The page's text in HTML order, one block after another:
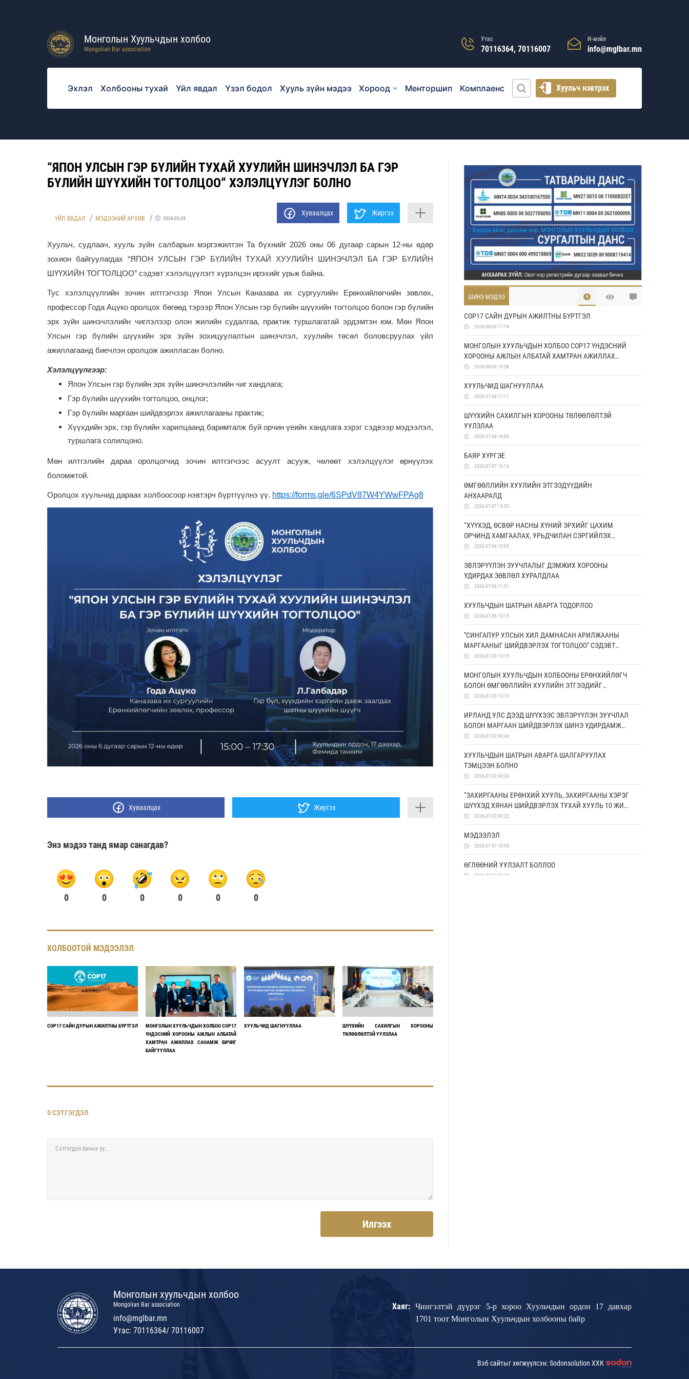
Монголын Хуульчдын холбоо
Mongolian Bar association
Утас
70116364, 70116007
И-мэйл
info@mglbar.mn
Эхлэл Холбооны тухай Үйл явдал Үзэл бодол Хууль зүйн мэдээ Хороод Менторшип Комплаенс Хуульч нэвтрэх
“ЯПОН УЛСЫН ГЭР БҮЛИЙН ТУХАЙ ХУУЛИЙН ШИНЭЧЛЭЛ БА ГЭР
БҮЛИЙН ШҮҮХИЙН ТОГТОЛЦОО” ХЭЛЭЛЦҮҮЛЭГ БОЛНО
ҮЙЛ ЯВДАЛ МЭДЭЭНИЙ АРХИВ 2026-05-29
Хуваалцах Жиргэх
Хуульч, судлаач, хууль зүйн салбарын мэргэжилтэн Та бүхнийг 2026 оны 06 дугаар сарын 12-ны өдөр
зохион байгуулагдах “ЯПОН УЛСЫН ГЭР БҮЛИЙН ТУХАЙ ХУУЛИЙН ШИНЭЧЛЭЛ БА ГЭР БҮЛИЙН
ШҮҮХИЙН ТОГТОЛЦОО” сэдэвт хэлэлцүүлэгт хүрэлцэн ирэхийг урьж байна.
Тус хэлэлцүүлгийн зочин илтгэгчээр Япон Улсын Каназава их сургуулийн Ерөнхийлөгчийн зөвлөх,
профессор Года Ацүко оролцох бөгөөд тэрээр Япон Улсын гэр бүлийн шүүхийн тогтолцоо болон гэр бүлийн
эрх зүйн шинэчлэлийн чиглэлээр олон жилийн судалгаа, практик туршлагатай эрдэмтэн юм. Мөн Япон
Улсын гэр бүлийн шүүхийн эрх зүйн зохицуулалтын шинэчлэл, хуулийн төсөл боловсруулах үйл
ажиллагаанд биечлэн оролцож ажилласан болно.
Хэлэлцүүлгээр:
Япон Улсын гэр бүлийн эрх зүйн шинэчлэлийн чиг хандлага;
Гэр бүлийн шүүхийн тогтолцоо, онцлог;
Гэр бүлийн маргаан шийдвэрлэх ажиллагааны практик;
Хүүхдийн эрх, гэр бүлийн харилцаанд баримталж буй орчин үеийн хандлага зэрэг сэдвээр мэдээлэл,
туршлага солилцоно.
Мөн илтгэлийн дараа оролцогчид зочин илтгэгчээс асуулт асууж, чөлөөт хэлэлцүүлэг өрнүүлэх
боломжтой.
Оролцох хуульчид дараах холбоосоор нэвтэрч бүртгүүлнэ үү. https://forms.gle/6SPdV87W4YWwFPAg8
Хуваалцах Жиргэх
Энэ мэдээ танд ямар санагдав?
0 0 0 0 0 0
ХОЛБООТОЙ МЭДЭЭЛЭЛ
COP17 САЙН ДУРЫН АЖИЛТНЫ БҮРТГЭЛ
МОНГОЛЫН ХУУЛЬЧДЫН ХОЛБОО COP17
ҮНДЭСНИЙ ХОРООНЫ АЖЛЫН АЛБАТАЙ
ХАМТРАН АЖИЛЛАХ САНАМЖ БИЧИГ
БАЙГУУЛЛАА
ХУУЛЬЧИД ШАГНУУЛЛАА
ШҮҮХИЙН САХИЛГЫН ХОРООНЫ
ТӨЛӨӨЛӨЛТЭЙ УУЛЗЛАА
0 СЭТГЭГДЭЛ
Илгээх
ШИНЭ МЭДЭЭ
COP17 САЙН ДУРЫН АЖИЛТНЫ БҮРТГЭЛ
2026-08-06 17:19
МОНГОЛЫН ХУУЛЬЧДЫН ХОЛБОО COP17 ҮНДЭСНИЙ
ХОРООНЫ АЖЛЫН АЛБАТАЙ ХАМТРАН АЖИЛЛАХ
САНАМЖ БИЧИГ БАЙГУУЛЛАА
2026-08-06 13:58
ХУУЛЬЧИД ШАГНУУЛЛАА
2026-07-08 17:11
ШҮҮХИЙН САХИЛГЫН ХОРООНЫ ТӨЛӨӨЛӨЛТЭЙ
УУЛЗЛАА
2026-07-08 16:03
БАЯР ХҮРГЭЕ
2026-07-07 16:14
ӨМГӨӨЛЛИЙН ХУУЛИЙН ЭТГЭЭДҮҮДИЙН
АНХААРАЛД
2026-07-07 15:52
“ХҮҮХЭД, ӨСВӨР НАСНЫ ХҮНИЙ ЭРХИЙГ ЦАХИМ
ОРЧИНД ХАМГААЛАХ, УРЬДЧИЛАН СЭРГИЙЛЭХ
БОЛОН ЭРХ ЗҮЙН МЭДЛЭГИЙГ НЭМЭГДҮҮЛЭХ НЬ”
ТӨСӨЛД ХАМТРАН АЖИЛЛАНА
2026-07-06 12:05
ЭВЛЭРҮҮЛЭН ЗУУЧЛАЛЫГ ДЭМЖИХ ХОРООНЫ
УДИРДАХ ЗӨВЛӨЛ ХУРАЛДЛАА
2026-07-06 11:51
ХУУЛЬЧДЫН ШАТРЫН АВАРГА ТОДОРЛОО
2026-07-06 10:15
"СИНГАПУР УЛСЫН ХИЛ ДАМНАСАН АРИЛЖААНЫ
МАРГААНЫГ ШИЙДВЭРЛЭХ ТОГТОЛЦОО" СЭДЭВТ
СУРГАЛТ БОЛЛОО
2026-07-03 13:15
МОНГОЛЫН ХУУЛЬЧДЫН ХОЛБООНЫ ЕРӨНХИЙЛӨГЧ
БОЛОН ӨМГӨӨЛЛИЙН ХУУЛИЙН ЭТГЭЭДИЙГ
ДЭМЖИХ ХОРООНЫ УДИРДАХ ЗӨВЛӨЛИЙН ГИШҮҮД
ЯПОН УЛСАД АЛБАН АЙЛЧЛАЛ ХИЙЛЭЭ
2026-07-03 13:10
ИРЛАНД УЛС ДЭЭД ШҮҮХЭЭС ЭВЛЭРҮҮЛЭН ЗУУЧЛАЛ
БОЛОН МАРГААН ШИЙДВЭРЛЭХ ШИНЭ УДИРДАМЖ
ХЭРЭГЖҮҮЛЖ ЭХЭЛЛЭЭ
2026-07-02 09:48
ХУУЛЬЧДЫН ШАТРЫН АВАРГА ШАЛГАРУУЛАХ
ТЭМЦЭЭН БОЛНО
2026-07-02 09:24
“ЗАХИРГААНЫ ЕРӨНХИЙ ХУУЛЬ, ЗАХИРГААНЫ ХЭРЭГ
ШҮҮХЭД ХЯНАН ШИЙДВЭРЛЭХ ТУХАЙ ХУУЛЬ 10 ЖИЛ:
ҮР ДҮН, ХЭТИЙН ЧИГ ХАНДЛАГА” СИМПОЗИУМААС
ГАРГАСАН ЗӨВЛӨМЖ
2026-07-02 09:22
МЭДЭЭЛЭЛ
2026-07-07 10:54
ӨГЛӨӨНИЙ УУЛЗАЛТ БОЛЛОО
2026-07-02 09:18
Монголын хуульчдын холбоо
Mongolian Bar association
info@mglbar.mn
Утас: 70116364/ 70116007
Хаяг:
Чингэлтэй дүүрэг 5-р хороо Хуульчдын ордон 17 давхар
1701 тоот Монголын Хуульчдын холбооны байр
Вэб сайтыг хөгжүүлсэн: Sodonsolution ХХК